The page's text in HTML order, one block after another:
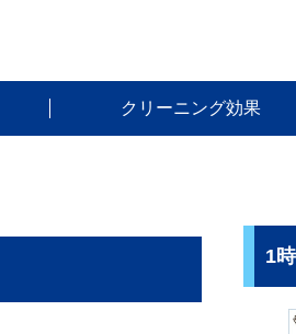
クリーニング効果
1